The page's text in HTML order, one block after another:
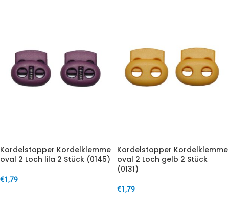
Kordelstopper Kordelklemme
oval 2 Loch lila 2 Stück (0145)
€1,79
Kordelstopper Kordelklemme
oval 2 Loch gelb 2 Stück
(0131)
€1,79